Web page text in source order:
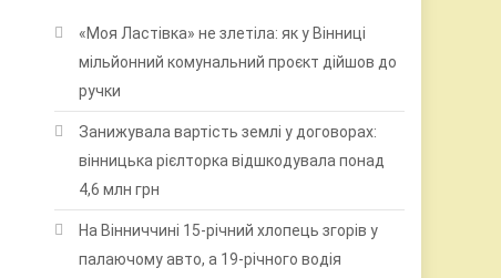
«Моя Ластівка» не злетіла: як у Вінниці
мільйонний комунальний проєкт дійшов до
ручки
Занижувала вартість землі у договорах:
вінницька рієлторка відшкодувала понад
4,6 млн грн
На Вінниччині 15-річний хлопець згорів у
палаючому авто, а 19-річного водія